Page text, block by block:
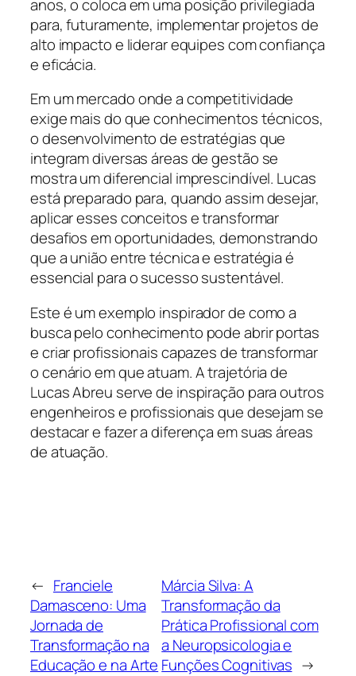
anos, o coloca em uma posição privilegiada
para, futuramente, implementar projetos de
alto impacto e liderar equipes com confiança
e eficácia.
Em um mercado onde a competitividade
exige mais do que conhecimentos técnicos,
o desenvolvimento de estratégias que
integram diversas áreas de gestão se
mostra um diferencial imprescindível. Lucas
está preparado para, quando assim desejar,
aplicar esses conceitos e transformar
desafios em oportunidades, demonstrando
que a união entre técnica e estratégia é
essencial para o sucesso sustentável.
Este é um exemplo inspirador de como a
busca pelo conhecimento pode abrir portas
e criar profissionais capazes de transformar
o cenário em que atuam. A trajetória de
Lucas Abreu serve de inspiração para outros
engenheiros e profissionais que desejam se
destacar e fazer a diferença em suas áreas
de atuação.
← Franciele
Damasceno: Uma
Jornada de
Transformação na
Educação e na Arte
Márcia Silva: A
Transformação da
Prática Profissional com
a Neuropsicologia e
Funções Cognitivas →